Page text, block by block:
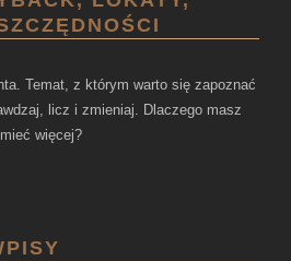
Temat, z którym warto się zapoznać
licz i zmieniaj. Dlaczego masz
więcej?